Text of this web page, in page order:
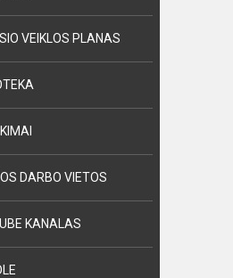
VEIKLOS PLANAS
DARBO VIETOS
KANALAS